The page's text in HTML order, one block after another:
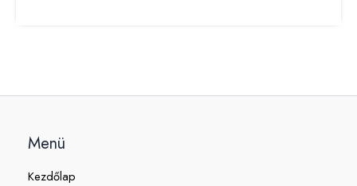
Menü
Kezdőlap